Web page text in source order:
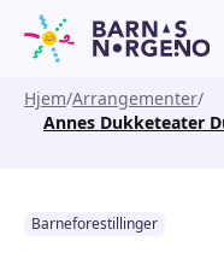
Hjem Arrangementer
Annes Dukketeater
Barneforestillinger